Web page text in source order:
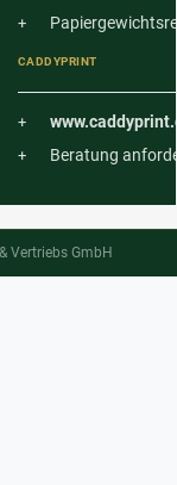
CADDYPRINT
Beratung
Vertriebs GmbH